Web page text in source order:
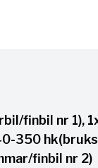
finbil nr 1),
350
finbil nr 2)